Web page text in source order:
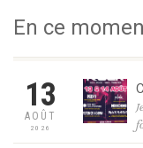
En ce
13
AOÛT
2026